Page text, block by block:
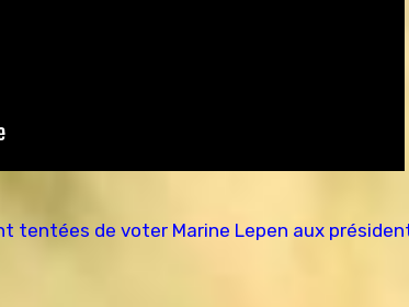
tentées de voter Marine Lepen aux